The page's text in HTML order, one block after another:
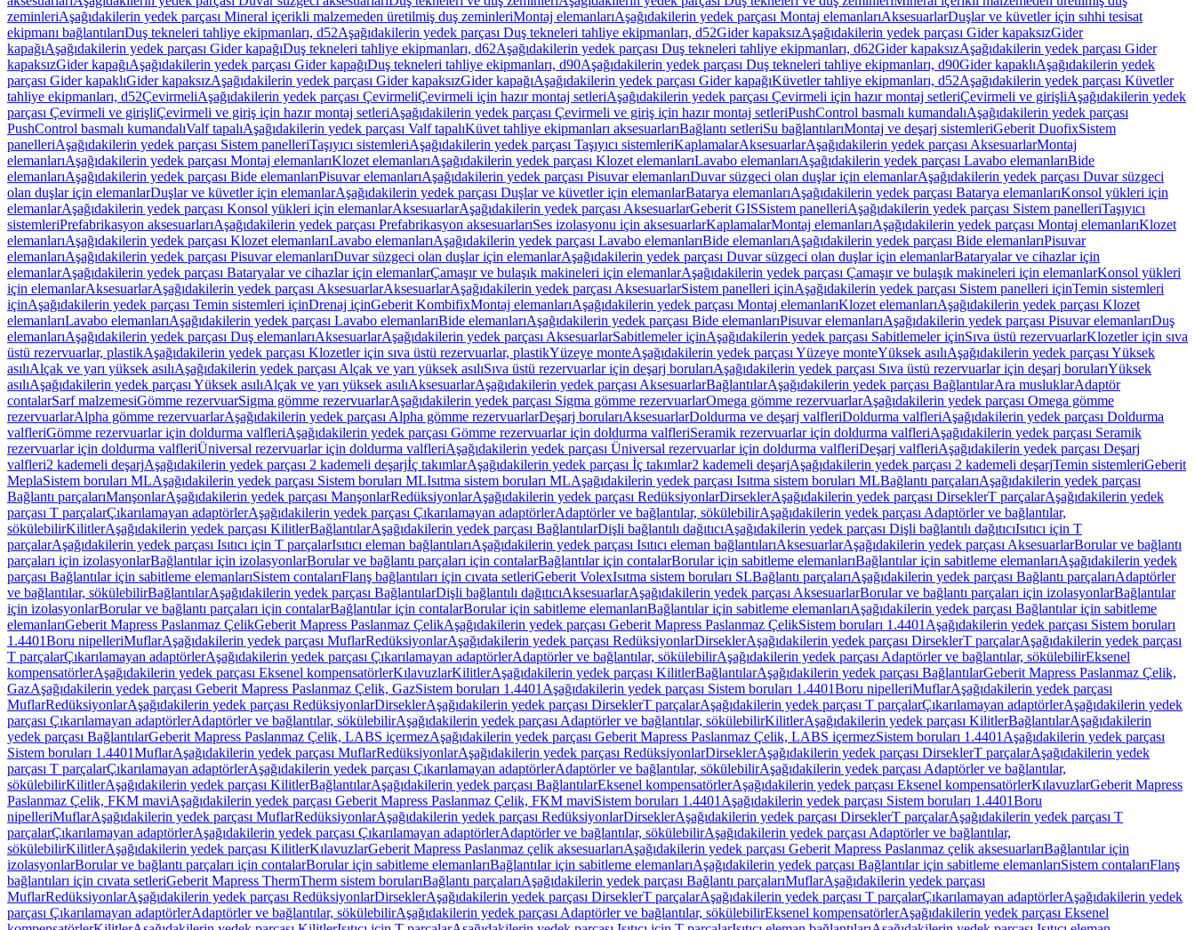
zeminleriAşağıdakilerin yedek parçası Mineral içerikli malzemeden üretilmiş duş zeminleriMontaj elemanlarıAşağıdakilerin yedek parçası Montaj elemanlarıAksesuarlarDuşlar ve küvetler için sıhhi tesisat
ekipmanı bağlantılarıDuş tekneleri tahliye ekipmanları, d52Aşağıdakilerin yedek parçası Duş tekneleri tahliye ekipmanları, d52Gider kapaksızAşağıdakilerin yedek parçası Gider kapaksızGider
kapağıAşağıdakilerin yedek parçası Gider kapağıDuş tekneleri tahliye ekipmanları, d62Aşağıdakilerin yedek parçası Duş tekneleri tahliye ekipmanları, d62Gider kapaksızAşağıdakilerin yedek parçası Gider
kapaksızGider kapağıAşağıdakilerin yedek parçası Gider kapağıDuş tekneleri tahliye ekipmanları, d90Aşağıdakilerin yedek parçası Duş tekneleri tahliye ekipmanları, d90Gider kapaklıAşağıdakilerin yedek
parçası Gider kapaklıGider kapaksızAşağıdakilerin yedek parçası Gider kapaksızGider kapağıAşağıdakilerin yedek parçası Gider kapağıKüvetler tahliye ekipmanları, d52Aşağıdakilerin yedek parçası Küvetler
tahliye ekipmanları, d52ÇevirmeliAşağıdakilerin yedek parçası ÇevirmeliÇevirmeli için hazır montaj setleriAşağıdakilerin yedek parçası Çevirmeli için hazır montaj setleriÇevirmeli ve girişliAşağıdakilerin yedek
parçası Çevirmeli ve girişliÇevirmeli ve giriş için hazır montaj setleriAşağıdakilerin yedek parçası Çevirmeli ve giriş için hazır montaj setleriPushControl basmalı kumandalıAşağıdakilerin yedek parçası
PushControl basmalı kumandalıValf tapalıAşağıdakilerin yedek parçası Valf tapalıKüvet tahliye ekipmanları aksesuarlarıBağlantı setleriSu bağlantılarıMontaj ve deşarj sistemleriGeberit DuofixSistem
panelleriAşağıdakilerin yedek parçası Sistem panelleriTaşıyıcı sistemleriAşağıdakilerin yedek parçası Taşıyıcı sistemleriKaplamalarAksesuarlarAşağıdakilerin yedek parçası AksesuarlarMontaj
elemanlarıAşağıdakilerin yedek parçası Montaj elemanlarıKlozet elemanlarıAşağıdakilerin yedek parçası Klozet elemanlarıLavabo elemanlarıAşağıdakilerin yedek parçası Lavabo elemanlarıBide
elemanlarıAşağıdakilerin yedek parçası Bide elemanlarıPisuvar elemanlarıAşağıdakilerin yedek parçası Pisuvar elemanlarıDuvar süzgeci olan duşlar için elemanlarAşağıdakilerin yedek parçası Duvar süzgeci
olan duşlar için elemanlarDuşlar ve küvetler için elemanlarAşağıdakilerin yedek parçası Duşlar ve küvetler için elemanlarBatarya elemanlarıAşağıdakilerin yedek parçası Batarya elemanlarıKonsol yükleri için
elemanlarAşağıdakilerin yedek parçası Konsol yükleri için elemanlarAksesuarlarAşağıdakilerin yedek parçası AksesuarlarGeberit GISSistem panelleriAşağıdakilerin yedek parçası Sistem panelleriTaşıyıcı
sistemleriPrefabrikasyon aksesuarlarıAşağıdakilerin yedek parçası Prefabrikasyon aksesuarlarıSes izolasyonu için aksesuarlarKaplamalarMontaj elemanlarıAşağıdakilerin yedek parçası Montaj elemanlarıKlozet
elemanlarıAşağıdakilerin yedek parçası Klozet elemanlarıLavabo elemanlarıAşağıdakilerin yedek parçası Lavabo elemanlarıBide elemanlarıAşağıdakilerin yedek parçası Bide elemanlarıPisuvar
elemanlarıAşağıdakilerin yedek parçası Pisuvar elemanlarıDuvar süzgeci olan duşlar için elemanlarAşağıdakilerin yedek parçası Duvar süzgeci olan duşlar için elemanlarBataryalar ve cihazlar için
elemanlarAşağıdakilerin yedek parçası Bataryalar ve cihazlar için elemanlarÇamaşır ve bulaşık makineleri için elemanlarAşağıdakilerin yedek parçası Çamaşır ve bulaşık makineleri için elemanlarKonsol yükleri
için elemanlarAksesuarlarAşağıdakilerin yedek parçası AksesuarlarAksesuarlarAşağıdakilerin yedek parçası AksesuarlarSistem panelleri içinAşağıdakilerin yedek parçası Sistem panelleri içinTemin sistemleri
içinAşağıdakilerin yedek parçası Temin sistemleri içinDrenaj içinGeberit KombifixMontaj elemanlarıAşağıdakilerin yedek parçası Montaj elemanlarıKlozet elemanlarıAşağıdakilerin yedek parçası Klozet
elemanlarıLavabo elemanlarıAşağıdakilerin yedek parçası Lavabo elemanlarıBide elemanlarıAşağıdakilerin yedek parçası Bide elemanlarıPisuvar elemanlarıAşağıdakilerin yedek parçası Pisuvar elemanlarıDuş
elemanlarıAşağıdakilerin yedek parçası Duş elemanlarıAksesuarlarAşağıdakilerin yedek parçası AksesuarlarSabitlemeler içinAşağıdakilerin yedek parçası Sabitlemeler içinSıva üstü rezervuarlarKlozetler için sıva
üstü rezervuarlar, plastikAşağıdakilerin yedek parçası Klozetler için sıva üstü rezervuarlar, plastikYüzeye monteAşağıdakilerin yedek parçası Yüzeye monteYüksek asılıAşağıdakilerin yedek parçası Yüksek
asılıAlçak ve yarı yüksek asılıAşağıdakilerin yedek parçası Alçak ve yarı yüksek asılıSıva üstü rezervuarlar için deşarj borularıAşağıdakilerin yedek parçası Sıva üstü rezervuarlar için deşarj borularıYüksek
asılıAşağıdakilerin yedek parçası Yüksek asılıAlçak ve yarı yüksek asılıAksesuarlarAşağıdakilerin yedek parçası AksesuarlarBağlantılarAşağıdakilerin yedek parçası BağlantılarAra musluklarAdaptör
contalarSarf malzemesiGömme rezervuarSigma gömme rezervuarlarAşağıdakilerin yedek parçası Sigma gömme rezervuarlarOmega gömme rezervuarlarAşağıdakilerin yedek parçası Omega gömme
rezervuarlarAlpha gömme rezervuarlarAşağıdakilerin yedek parçası Alpha gömme rezervuarlarDeşarj borularıAksesuarlarDoldurma ve deşarj valfleriDoldurma valfleriAşağıdakilerin yedek parçası Doldurma
valfleriGömme rezervuarlar için doldurma valfleriAşağıdakilerin yedek parçası Gömme rezervuarlar için doldurma valfleriSeramik rezervuarlar için doldurma valfleriAşağıdakilerin yedek parçası Seramik
rezervuarlar için doldurma valfleriÜniversal rezervuarlar için doldurma valfleriAşağıdakilerin yedek parçası Üniversal rezervuarlar için doldurma valfleriDeşarj valfleriAşağıdakilerin yedek parçası Deşarj
valfleri2 kademeli deşarjAşağıdakilerin yedek parçası 2 kademeli deşarjİç takımlarAşağıdakilerin yedek parçası İç takımlar2 kademeli deşarjAşağıdakilerin yedek parçası 2 kademeli deşarjTemin sistemleriGeberit
MeplaSistem boruları MLAşağıdakilerin yedek parçası Sistem boruları MLIsıtma sistem boruları MLAşağıdakilerin yedek parçası Isıtma sistem boruları MLBağlantı parçalarıAşağıdakilerin yedek parçası
Bağlantı parçalarıManşonlarAşağıdakilerin yedek parçası ManşonlarRedüksiyonlarAşağıdakilerin yedek parçası RedüksiyonlarDirseklerAşağıdakilerin yedek parçası DirseklerT parçalarAşağıdakilerin yedek
parçası T parçalarÇıkarılamayan adaptörlerAşağıdakilerin yedek parçası Çıkarılamayan adaptörlerAdaptörler ve bağlantılar, sökülebilirAşağıdakilerin yedek parçası Adaptörler ve bağlantılar,
sökülebilirKilitlerAşağıdakilerin yedek parçası KilitlerBağlantılarAşağıdakilerin yedek parçası BağlantılarDişli bağlantılı dağıtıcıAşağıdakilerin yedek parçası Dişli bağlantılı dağıtıcıIsıtıcı için T
parçalarAşağıdakilerin yedek parçası Isıtıcı için T parçalarIsıtıcı eleman bağlantılarıAşağıdakilerin yedek parçası Isıtıcı eleman bağlantılarıAksesuarlarAşağıdakilerin yedek parçası AksesuarlarBorular ve bağlantı
parçaları için izolasyonlarBağlantılar için izolasyonlarBorular ve bağlantı parçaları için contalarBağlantılar için contalarBorular için sabitleme elemanlarıBağlantılar için sabitleme elemanlarıAşağıdakilerin yedek
parçası Bağlantılar için sabitleme elemanlarıSistem contalarıFlanş bağlantıları için cıvata setleriGeberit VolexIsıtma sistem boruları SLBağlantı parçalarıAşağıdakilerin yedek parçası Bağlantı parçalarıAdaptörler
ve bağlantılar, sökülebilirBağlantılarAşağıdakilerin yedek parçası BağlantılarDişli bağlantılı dağıtıcıAksesuarlarAşağıdakilerin yedek parçası AksesuarlarBorular ve bağlantı parçaları için izolasyonlarBağlantılar
için izolasyonlarBorular ve bağlantı parçaları için contalarBağlantılar için contalarBorular için sabitleme elemanlarıBağlantılar için sabitleme elemanlarıAşağıdakilerin yedek parçası Bağlantılar için sabitleme
elemanlarıGeberit Mapress Paslanmaz ÇelikGeberit Mapress Paslanmaz ÇelikAşağıdakilerin yedek parçası Geberit Mapress Paslanmaz ÇelikSistem boruları 1.4401 Aşağıdakilerin yedek parçası Sistem boruları
1.4401Boru nipelleriMuflarAşağıdakilerin yedek parçası MuflarRedüksiyonlarAşağıdakilerin yedek parçası RedüksiyonlarDirseklerAşağıdakilerin yedek parçası DirseklerT parçalarAşağıdakilerin yedek parçası
T parçalarÇıkarılamayan adaptörlerAşağıdakilerin yedek parçası Çıkarılamayan adaptörlerAdaptörler ve bağlantılar, sökülebilirAşağıdakilerin yedek parçası Adaptörler ve bağlantılar, sökülebilirEksenel
kompensatörlerAşağıdakilerin yedek parçası Eksenel kompensatörlerKılavuzlarKilitlerAşağıdakilerin yedek parçası KilitlerBağlantılarAşağıdakilerin yedek parçası BağlantılarGeberit Mapress Paslanmaz Çelik,
GazAşağıdakilerin yedek parçası Geberit Mapress Paslanmaz Çelik, GazSistem boruları 1.4401 Aşağıdakilerin yedek parçası Sistem boruları 1.4401Boru nipelleriMuflarAşağıdakilerin yedek parçası
MuflarRedüksiyonlarAşağıdakilerin yedek parçası RedüksiyonlarDirseklerAşağıdakilerin yedek parçası DirseklerT parçalarAşağıdakilerin yedek parçası T parçalarÇıkarılamayan adaptörlerAşağıdakilerin yedek
parçası Çıkarılamayan adaptörlerAdaptörler ve bağlantılar, sökülebilirAşağıdakilerin yedek parçası Adaptörler ve bağlantılar, sökülebilirKilitlerAşağıdakilerin yedek parçası KilitlerBağlantılarAşağıdakilerin
yedek parçası BağlantılarGeberit Mapress Paslanmaz Çelik, LABS içermezAşağıdakilerin yedek parçası Geberit Mapress Paslanmaz Çelik, LABS içermezSistem boruları 1.4401 Aşağıdakilerin yedek parçası
Sistem boruları 1.4401MuflarAşağıdakilerin yedek parçası MuflarRedüksiyonlarAşağıdakilerin yedek parçası RedüksiyonlarDirseklerAşağıdakilerin yedek parçası DirseklerT parçalarAşağıdakilerin yedek
parçası T parçalarÇıkarılamayan adaptörlerAşağıdakilerin yedek parçası Çıkarılamayan adaptörlerAdaptörler ve bağlantılar, sökülebilirAşağıdakilerin yedek parçası Adaptörler ve bağlantılar,
sökülebilirKilitlerAşağıdakilerin yedek parçası KilitlerBağlantılarAşağıdakilerin yedek parçası BağlantılarEksenel kompensatörlerAşağıdakilerin yedek parçası Eksenel kompensatörlerKılavuzlarGeberit Mapress
Paslanmaz Çelik, FKM maviAşağıdakilerin yedek parçası Geberit Mapress Paslanmaz Çelik, FKM maviSistem boruları 1.4401 Aşağıdakilerin yedek parçası Sistem boruları 1.4401Boru
nipelleriMuflarAşağıdakilerin yedek parçası MuflarRedüksiyonlarAşağıdakilerin yedek parçası RedüksiyonlarDirseklerAşağıdakilerin yedek parçası DirseklerT parçalarAşağıdakilerin yedek parçası T
parçalarÇıkarılamayan adaptörlerAşağıdakilerin yedek parçası Çıkarılamayan adaptörlerAdaptörler ve bağlantılar, sökülebilirAşağıdakilerin yedek parçası Adaptörler ve bağlantılar,
sökülebilirKilitlerAşağıdakilerin yedek parçası KilitlerKılavuzlarGeberit Mapress Paslanmaz çelik aksesuarlarıAşağıdakilerin yedek parçası Geberit Mapress Paslanmaz çelik aksesuarlarıBağlantılar için
izolasyonlarBorular ve bağlantı parçaları için contalarBorular için sabitleme elemanlarıBağlantılar için sabitleme elemanlarıAşağıdakilerin yedek parçası Bağlantılar için sabitleme elemanlarıSistem contalarıFlanş
bağlantıları için cıvata setleriGeberit Mapress ThermTherm sistem borularıBağlantı parçalarıAşağıdakilerin yedek parçası Bağlantı parçalarıMuflarAşağıdakilerin yedek parçası
MuflarRedüksiyonlarAşağıdakilerin yedek parçası RedüksiyonlarDirseklerAşağıdakilerin yedek parçası DirseklerT parçalarAşağıdakilerin yedek parçası T parçalarÇıkarılamayan adaptörlerAşağıdakilerin yedek
parçası Çıkarılamayan adaptörlerAdaptörler ve bağlantılar, sökülebilirAşağıdakilerin yedek parçası Adaptörler ve bağlantılar, sökülebilirEksenel kompensatörlerAşağıdakilerin yedek parçası Eksenel